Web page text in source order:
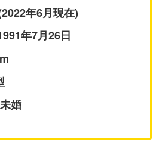
年6月現在)
年7月26日
婚